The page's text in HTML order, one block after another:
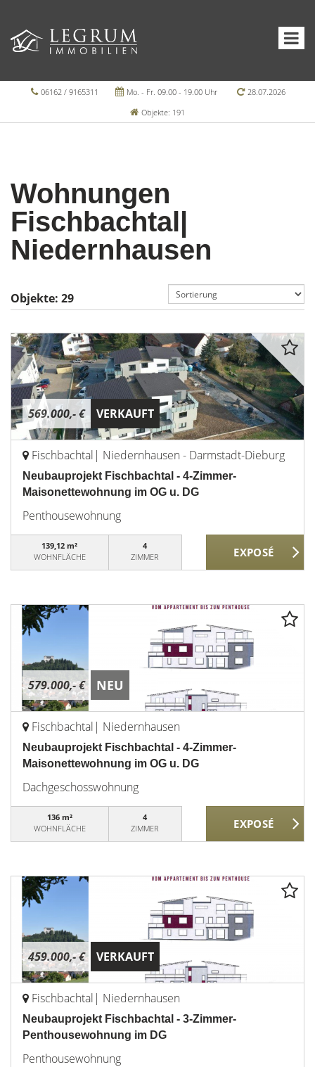
06162 / 9165311 Mo. - Fr. 09.00 - 19.00 Uhr
28.07.2026
Objekte: 191
Wohnungen
Fischbachtal|
Niedernhausen
Objekte: 29
569.000,- € VERKAUFT
Fischbachtal| Niedernhausen - Darmstadt-Dieburg
Neubauprojekt Fischbachtal - 4-Zimmer-
Maisonettewohnung im OG u. DG
Penthousewohnung
139,12 m²
WOHNFLÄCHE
4
ZIMMER
579.000,- € NEU
Fischbachtal| Niedernhausen
Neubauprojekt Fischbachtal - 4-Zimmer-
Maisonettewohnung im OG u. DG
Dachgeschosswohnung
136 m²
WOHNFLÄCHE
4
ZIMMER
459.000,- € VERKAUFT
Fischbachtal| Niedernhausen
Neubauprojekt Fischbachtal - 3-Zimmer-
Penthousewohnung im DG
Penthousewohnung